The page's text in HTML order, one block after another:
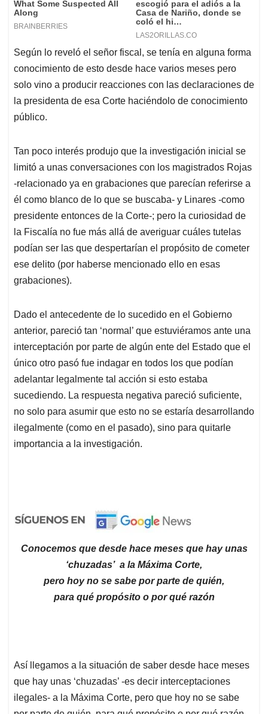
Según lo reveló el señor fiscal, se tenía en alguna forma
conocimiento de esto desde hace varios meses pero
solo vino a producir reacciones con las declaraciones de
la presidenta de esa Corte haciéndolo de conocimiento
público.
Tan poco interés produjo que la investigación inicial se
limitó a unas conversaciones con los magistrados Rojas
-relacionado ya en grabaciones que parecían referirse a
él como blanco de lo que se buscaba- y Linares -como
presidente entonces de la Corte-; pero la curiosidad de
la Fiscalía no fue más allá de averiguar cuáles tutelas
podían ser las que despertarían el propósito de cometer
ese delito (por haberse mencionado ello en esas
grabaciones).
Dado el antecedente de lo sucedido en el Gobierno
anterior, pareció tan ‘normal’ que estuviéramos ante una
interceptación por parte de algún ente del Estado que el
único otro pasó fue indagar en todos los que podían
adelantar legalmente tal acción si esto estaba
sucediendo. La respuesta negativa pareció suficiente,
no solo para asumir que esto no se estaría desarrollando
ilegalmente (como en el pasado), sino para quitarle
importancia a la investigación.
Conocemos que desde hace meses que hay unas
‘chuzadas’ a la Máxima Corte,
pero hoy no se sabe por parte de quién,
para qué propósito o por qué razón
Así llegamos a la situación de saber desde hace meses
que hay unas ‘chuzadas’ -es decir interceptaciones
ilegales- a la Máxima Corte, pero que hoy no se sabe